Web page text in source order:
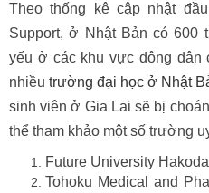
Theo thống kê cập nhật
Support, ở Nhật Bản có 600
yếu ở các khu vực đông
nhiều trường đại học ở Nhật
sinh viên ở Gia Lai sẽ bị
thể tham khảo một số trường
Future University
Tohoku Medical and